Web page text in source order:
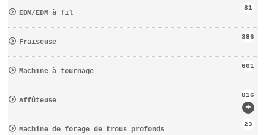
EDM/EDM à fil
81
Fraiseuse
386
Machine à tournage
601
+
Affûteuse
816
Machine de forage de trous profonds
23